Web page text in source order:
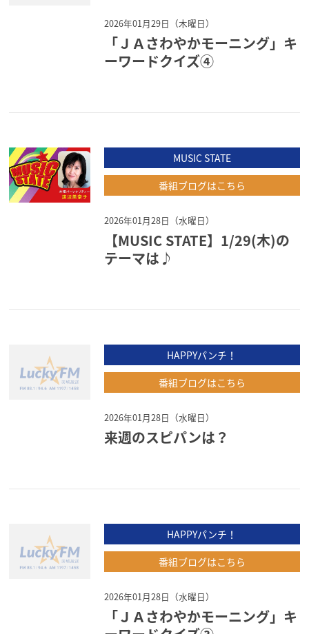
2026年01月29日（木曜日）
「ＪＡさわやかモーニング」キ
ーワードクイズ④
MUSIC STATE
番組ブログはこちら
2026年01月28日（水曜日）
【MUSIC STATE】1/29(木)の
テーマは♪
HAPPYパンチ！
番組ブログはこちら
2026年01月28日（水曜日）
来週のスピパンは？
HAPPYパンチ！
番組ブログはこちら
2026年01月28日（水曜日）
「ＪＡさわやかモーニング」キ